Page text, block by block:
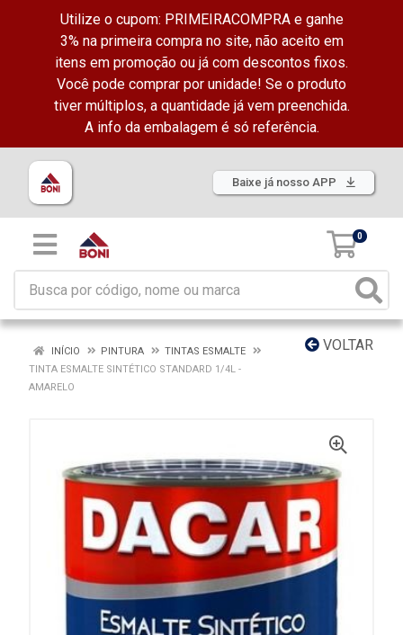
Utilize o cupom: PRIMEIRACOMPRA e ganhe
3% na primeira compra no site, não aceito em
itens em promoção ou já com descontos fixos.
Você pode comprar por unidade! Se o produto
tiver múltiplos, a quantidade já vem preenchida.
A info da embalagem é só referência.
Baixe já nosso APP
0
VOLTAR
INÍCIO PINTURA
TINTAS ESMALTE
TINTA ESMALTE SINTÉTICO STANDARD 1/4L -
AMARELO